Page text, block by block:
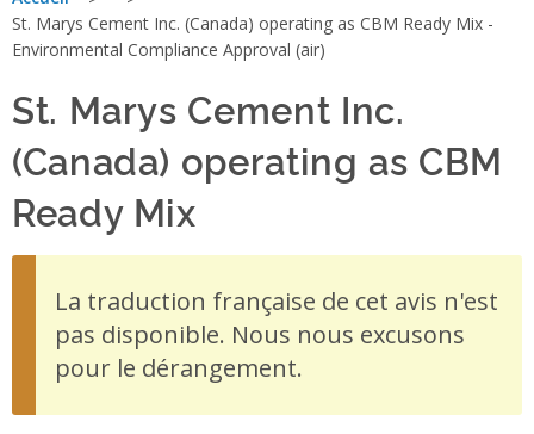
êtes
ici
St. Marys Cement Inc. (Canada) operating as CBM Ready Mix -
Environmental Compliance Approval (air)
St. Marys Cement Inc.
(Canada) operating as CBM
Ready Mix
La traduction française de cet avis n'est
pas disponible. Nous nous excusons
pour le dérangement.